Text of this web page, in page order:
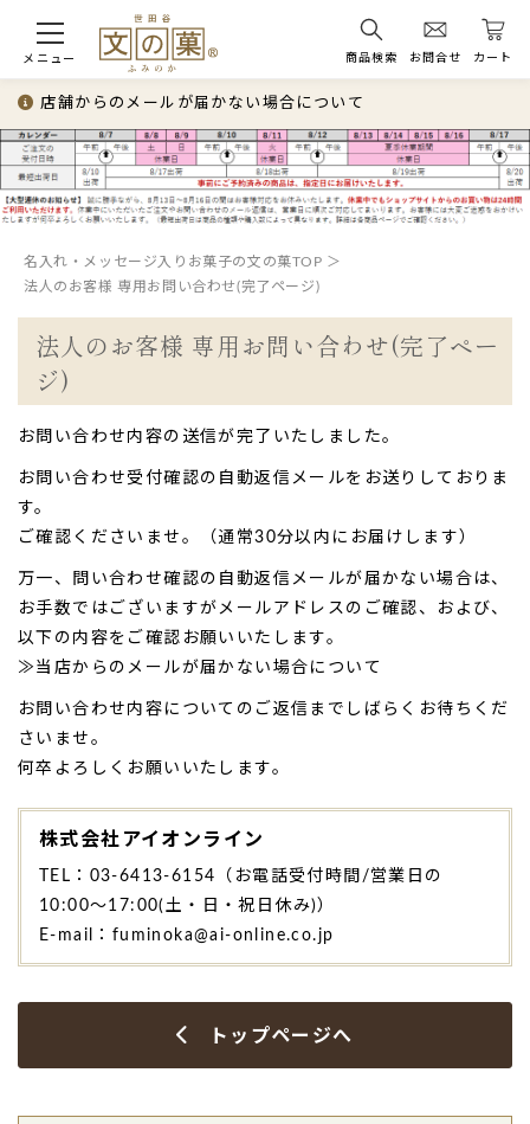
メニュー 商品検索 お問合せ カート
店舗からのメールが届かない場合について
名入れ・メッセージ入りお菓子の文の菓TOP
法人のお客様 専用お問い合わせ(完了ページ)
法人のお客様 専用お問い合わせ(完了ペー
ジ)
お問い合わせ内容の送信が完了いたしました。
お問い合わせ受付確認の自動返信メールをお送りしておりま
す。
ご確認くださいませ。（通常30分以内にお届けします）
万一、問い合わせ確認の自動返信メールが届かない場合は、
お手数ではございますがメールアドレスのご確認、および、
以下の内容をご確認お願いいたします。
≫当店からのメールが届かない場合について
お問い合わせ内容についてのご返信までしばらくお待ちくだ
さいませ。
何卒よろしくお願いいたします。
株式会社アイオンライン
TEL： 03-6413-6154
（お電話受付時間/営業日の
10:00～17:00(土・日・祝日休み)）
E-mail： fuminoka@ai-online.co.jp
トップページへ